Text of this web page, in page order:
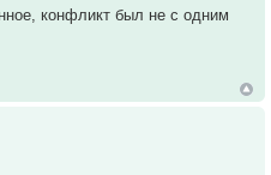
конфликт был не с одним